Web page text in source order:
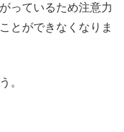
っているため注意力
とができなくなりま
。